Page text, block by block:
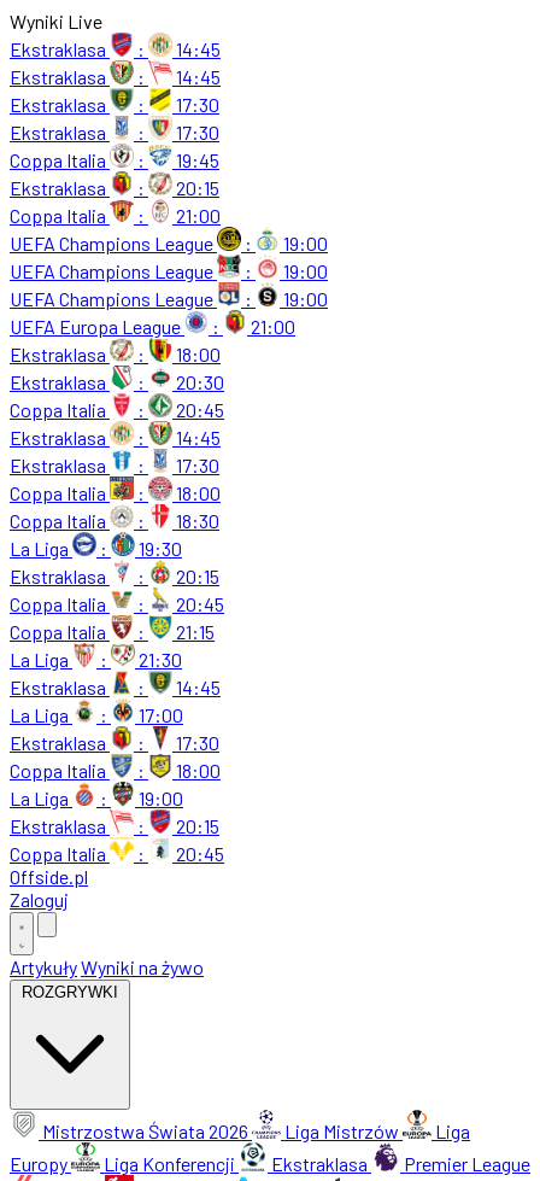
Wyniki Live
Ekstraklasa
:
14:45
Ekstraklasa
:
14:45
Ekstraklasa
:
17:30
Ekstraklasa
:
17:30
Coppa Italia
:
19:45
Ekstraklasa
:
20:15
Coppa Italia
:
21:00
UEFA Champions League
:
19:00
UEFA Champions League
:
19:00
UEFA Champions League
:
19:00
UEFA Europa League
:
21:00
Ekstraklasa
:
18:00
Ekstraklasa
:
20:30
Coppa Italia
:
20:45
Ekstraklasa
:
14:45
Ekstraklasa
:
17:30
Coppa Italia
:
18:00
Coppa Italia
:
18:30
La Liga
:
19:30
Ekstraklasa
:
20:15
Coppa Italia
:
20:45
Coppa Italia
:
21:15
La Liga
:
21:30
Ekstraklasa
:
14:45
La Liga
:
17:00
Ekstraklasa
:
17:30
Coppa Italia
:
18:00
La Liga
:
19:00
Ekstraklasa
:
20:15
Coppa Italia
:
20:45
Offside.pl
Zaloguj
ArtykułyWyniki na żywo
ROZGRYWKI
Mistrzostwa Świata 2026 Liga Mistrzów
Liga
Europy
Liga Konferencji Ekstraklasa
Premier League